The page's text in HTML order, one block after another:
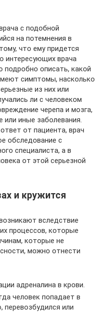
с подобной
на потемнения в
что ему придется
интересующих врача
подробно описать, какой
симптомы, насколько
из них или
ли с человеком
черепа и мозга,
или иные заболевания.
от пациента, врач
обследование с
специалиста, а в
от этой серьезной
и кружится
вследствие
процессов, которые
которые не
можно отнести
адреналина в крови.
человек попадает в
перевозбудился или